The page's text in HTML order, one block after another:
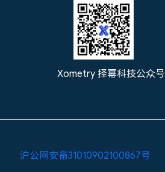
Xometry 择幂科技公众号
沪公网安备31010902100867号